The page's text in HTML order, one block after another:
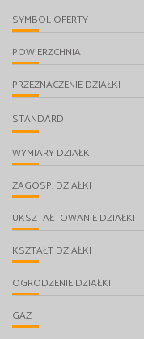
SYMBOL OFERTY
POWIERZCHNIA
PRZEZNACZENIE DZIAŁKI
STANDARD
WYMIARY DZIAŁKI
ZAGOSP. DZIAŁKI
UKSZTAŁTOWANIE DZIAŁKI
KSZTAŁT DZIAŁKI
OGRODZENIE DZIAŁKI
GAZ